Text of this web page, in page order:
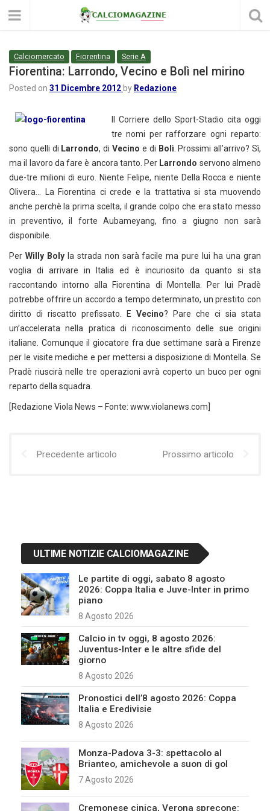
Calciomercato Fiorentina Serie A
Fiorentina: Larrondo, Vecino e Bolì nel mirino
Posted on 31 Dicembre 2012 by Redazione
Il Corriere dello Sport-Stadio cita oggi
tre nomi per rafforzare ogni reparto:
sono quelli di Larrondo, diVecino e di Bolì . Prossimi all’arrivo? Sì,
ma il lavoro da fare è ancora tanto. Per Larrondo servono almeno
due-tre milioni di euro. Niente Felipe, niente Della Rocca e niente
Olivera… La Fiorentina ci crede e la trattativa si sta muovendo
anche perchè la prima scelta, il grande colpo che era stato messo
in preventivo, il forte Aubameyang, fino a giugno non sarà
disponibile.
Per Willy Bolyla strada non sarà facile ma pure lui ha una gran
voglia di arrivare in Italia ed è incuriosito da quanto si sta
raccontando intorno alla Fiorentina di Montella. Per lui Pradè
potrebbe offrire un accordo a tempo determinato, un prestito con
diritto di riscatto prefissato. E Vecino? Pare che ci sia stata
un’accelerata nella pratica di riconoscimento delle sue origini
italiane. Comunque il giocatore fra due settimane sarà a Firenze
per le visite mediche e per mettersi a disposizione di Montella. Se
Pradè riuscirà nelle tre operazioni avrà coperto un buco per ogni
reparto della squadra.
[Redazione Viola News – Fonte: www.violanews.com]
Precedente articolo Prossimo articolo
ULTIME NOTIZIE CALCIOMAGAZINE
Le partite di oggi, sabato 8 agosto
2026: Coppa Italia e Juve-Inter in primo
piano
8 Agosto 2026
Calcio in tv oggi, 8 agosto 2026:
Juventus-Inter e le altre sfide del
giorno
8 Agosto 2026
Pronostici dell’8 agosto 2026: Coppa
Italia e Eredivisie
8 Agosto 2026
Monza-Padova 3-3: spettacolo al
Brianteo, amichevole a suon di gol
7 Agosto 2026
Cremonese cinica, Verona sprecone: